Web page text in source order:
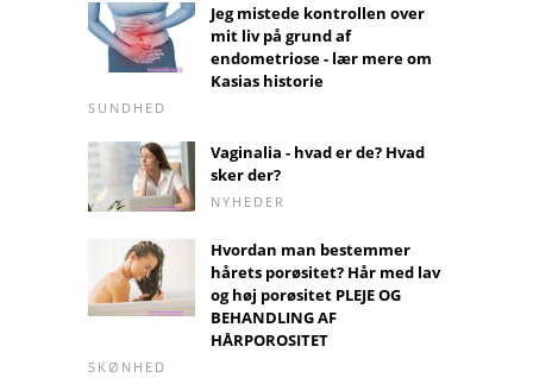
Jeg mistede kontrollen over
mit liv på grund af
endometriose - lær mere om
Kasias historie
SUNDHED
Vaginalia - hvad er de? Hvad
sker der?
NYHEDER
Hvordan man bestemmer
hårets porøsitet? Hår med lav
og høj porøsitet PLEJE OG
BEHANDLING AF
HÅRPOROSITET
SKØNHED